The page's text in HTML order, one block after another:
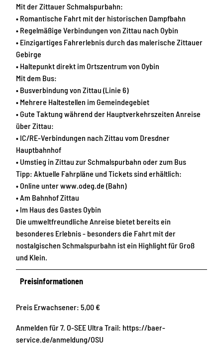
Mit der Zittauer Schmalspurbahn:
• Romantische Fahrt mit der historischen Dampfbahn
• Regelmäßige Verbindungen von Zittau nach Oybin
• Einzigartiges Fahrerlebnis durch das malerische Zittauer
Gebirge
• Haltepunkt direkt im Ortszentrum von Oybin
Mit dem Bus:
• Busverbindung von Zittau (Linie 6)
• Mehrere Haltestellen im Gemeindegebiet
• Gute Taktung während der Hauptverkehrszeiten Anreise
über Zittau:
• IC/RE-Verbindungen nach Zittau vom Dresdner
Hauptbahnhof
• Umstieg in Zittau zur Schmalspurbahn oder zum Bus
Tipp: Aktuelle Fahrpläne und Tickets sind erhältlich:
• Online unter www.odeg.de (Bahn)
• Am Bahnhof Zittau
• Im Haus des Gastes Oybin
Die umweltfreundliche Anreise bietet bereits ein
besonderes Erlebnis - besonders die Fahrt mit der
nostalgischen Schmalspurbahn ist ein Highlight für Groß
und Klein.
Preisinformationen
Preis Erwachsener: 5,00 €
Anmelden für 7. O-SEE Ultra Trail: https://baer-
service.de/anmeldung/OSU